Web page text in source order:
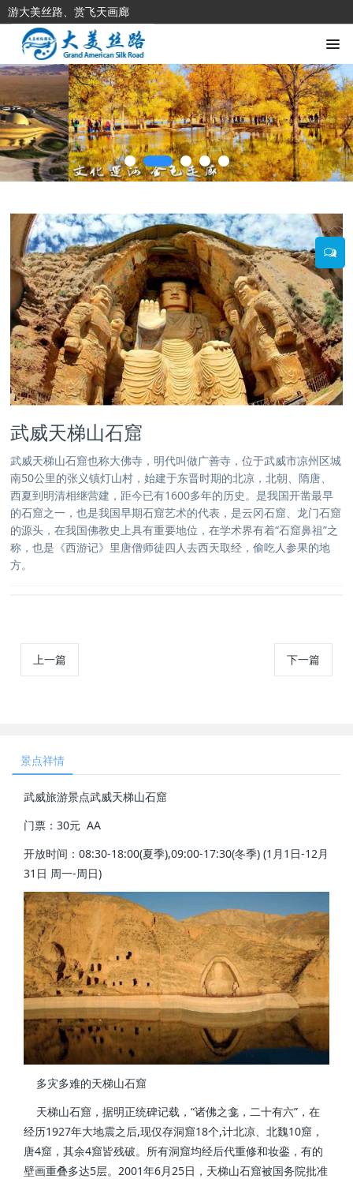
游大美丝路、赏飞天画廊
武威天梯山石窟
武威天梯山石窟也称大佛寺，明代叫做广善寺，位于武威市凉州区城
南50公里的张义镇灯山村，始建于东晋时期的北凉，北朝、隋唐、
西夏到明清相继营建，距今已有1600多年的历史。是我国开凿最早
的石窟之一，也是我国早期石窟艺术的代表，是云冈石窟、龙门石窟
的源头，在我国佛教史上具有重要地位，在学术界有着“石窟鼻祖”之
称，也是《西游记》里唐僧师徒四人去西天取经，偷吃人参果的地
方。
上一篇 下一篇
景点祥情
武威旅游景点武威天梯山石窟
门票：30元 AA
开放时间：08:30-18:00(夏季),09:00-17:30(冬季) (1月1日-12月
31日 周一-周日)
多灾多难的天梯山石窟
天梯山石窟，据明正统碑记载，“诸佛之龛，二十有六”，在
经历1927年大地震之后,现仅存洞窟18个,计北凉、北魏10窟，
唐4窟，其余4窟皆残破。所有洞窟均经后代重修和妆銮，有的
壁画重叠多达5层。2001年6月25日，天梯山石窟被国务院批准